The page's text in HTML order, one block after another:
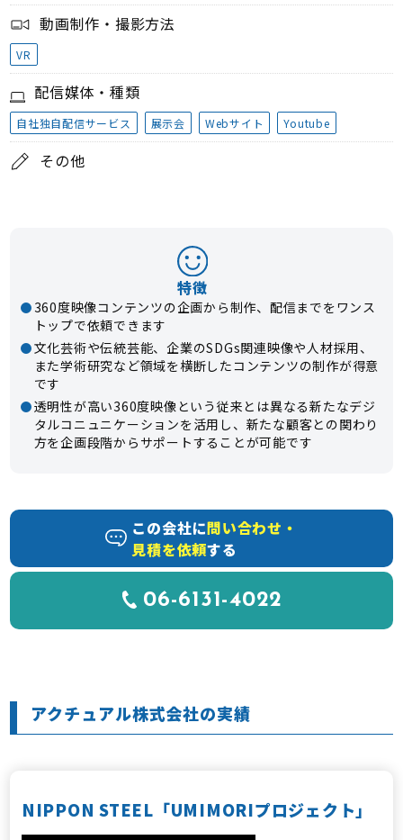
動画制作・撮影方法
VR
配信媒体・種類
自社独自配信サービス 展示会 Webサイト Youtube
その他
特徴
360度映像コンテンツの企画から制作、配信までをワンス
トップで依頼できます
文化芸術や伝統芸能、企業のSDGs関連映像や人材採用、
また学術研究など領域を横断したコンテンツの制作が得意
です
透明性が高い360度映像という従来とは異なる新たなデジ
タルコニュニケーションを活用し、新たな顧客との関わり
方を企画段階からサポートすることが可能です
この会社に問い合わせ・
見積を依頼する
06-6131-4022
アクチュアル株式会社の実績
NIPPON STEEL「UMIMORIプロジェクト」